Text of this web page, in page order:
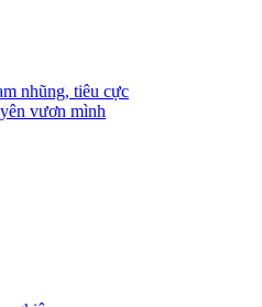
nhũng, tiêu cực
vươn mình